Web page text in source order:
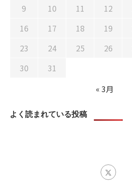
9
10 11 12
16
17 18 19
23
24 25 26
30
31
« 3月
よく読まれている投稿